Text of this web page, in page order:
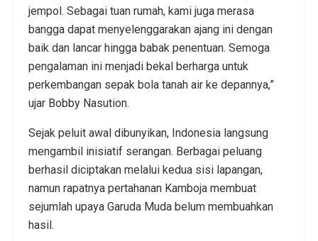
jempol. Sebagai tuan rumah, kami juga merasa
bangga dapat menyelenggarakan ajang ini dengan
baik dan lancar hingga babak penentuan. Semoga
pengalaman ini menjadi bekal berharga untuk
perkembangan sepak bola tanah air ke depannya,”
ujar Bobby Nasution.
Sejak peluit awal dibunyikan, Indonesia langsung
mengambil inisiatif serangan. Berbagai peluang
berhasil diciptakan melalui kedua sisi lapangan,
namun rapatnya pertahanan Kamboja membuat
sejumlah upaya Garuda Muda belum membuahkan
hasil.